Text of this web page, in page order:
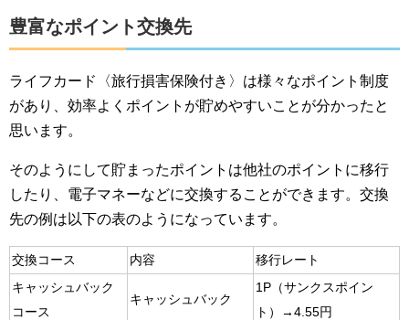
豊富なポイント交換先
ライフカード〈旅行損害保険付き〉は様々なポイント制度
があり、効率よくポイントが貯めやすいことが分かったと
思います。
そのようにして貯まったポイントは他社のポイントに移行
したり、電子マネーなどに交換することができます。交換
先の例は以下の表のようになっています。
交換コース 内容
移行レート
キャッシュバック
コース
キャッシュバック
1P（サンクスポイン
ト）→4.55円